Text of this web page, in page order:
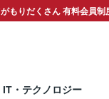
もりだくさん 有料会員
IT・テクノロジー